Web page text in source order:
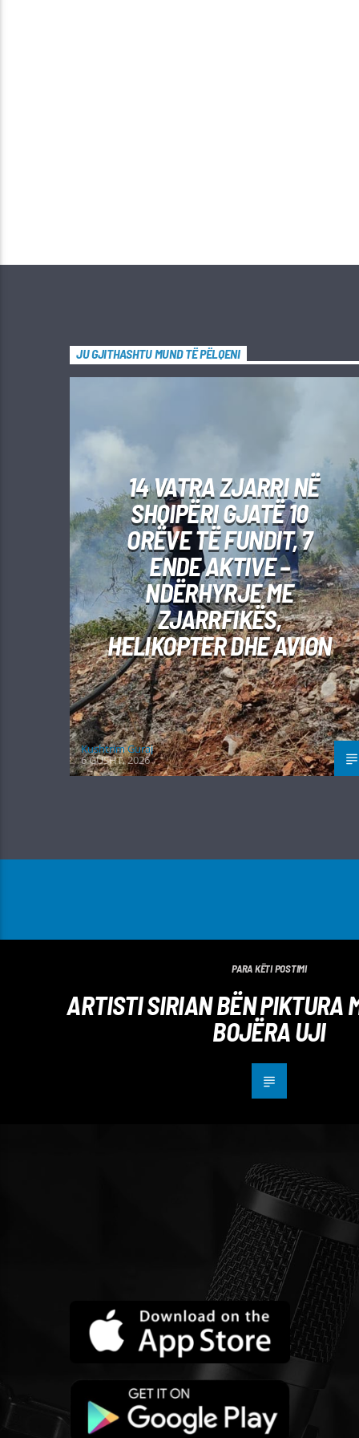
JU GJITHASHTU MUND TË PËLQENI
14 VATRA ZJARRI NË
SHQIPËRI GJATË 10
ORËVE TË FUNDIT, 7
ENDE AKTIVE –
NDËRHYRJE ME
ZJARRFIKËS,
HELIKOPTER DHE AVION
Kushtrim Guraj
6 GUSHT, 2026
PARA KËTI POSTIMI
ARTISTI SIRIAN BËN PIKTURA
BOJËRA UJI